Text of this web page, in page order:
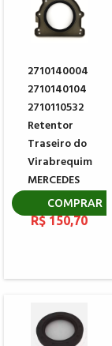
2710140004
2710140104
2710110532
Retentor
Traseiro do
Virabrequim
MERCEDES
BENZ
R$ 150,70
COMPRAR